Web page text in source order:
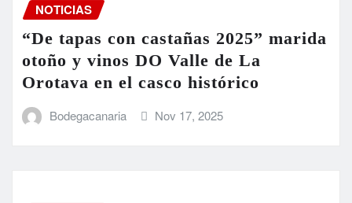
NOTICIAS
“De tapas con castañas 2025” marida
otoño y vinos DO Valle de La
Orotava en el casco histórico
Bodegacanaria Nov 17, 2025